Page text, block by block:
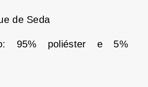
de Seda
95% poliéster e 5%